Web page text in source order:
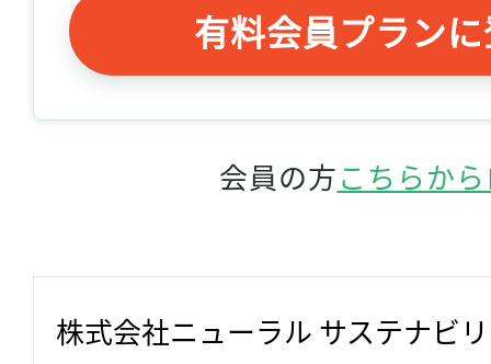
有料会員プラン
会員の方こちらか
株式会社ニューラル サステナビ